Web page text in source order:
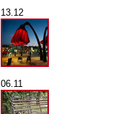
13.12
06.11